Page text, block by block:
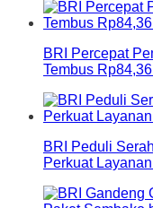
BRI Percepat
Tembus
BRI Peduli
Perkuat